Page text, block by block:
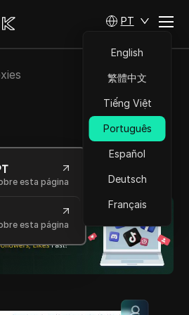
PT
English
繁體中文
Tiếng Việt
Português
Español
Deutsch
Français
esta página
esta página
elite centradas em IP,
rápido e seguro